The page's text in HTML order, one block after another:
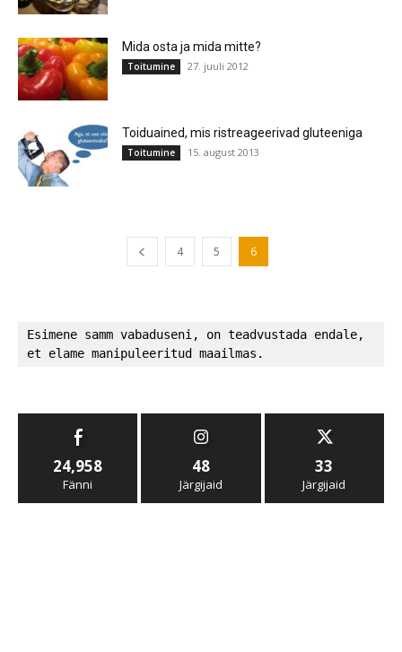
Mida osta ja mida mitte?
Toitumine 27. juuli 2012
Toiduained, mis ristreageerivad gluteeniga
Toitumine 15. august 2013
4 5 6
Esimene samm vabaduseni, on teadvustada endale,
et elame manipuleeritud maailmas.
24,958
Fänni
48
Järgijaid
33
Järgijaid